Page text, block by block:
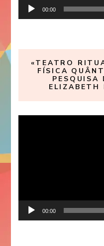
00:00
«TEATRO
FÍSICA
PESQUISA
ELIZABETH
00:00